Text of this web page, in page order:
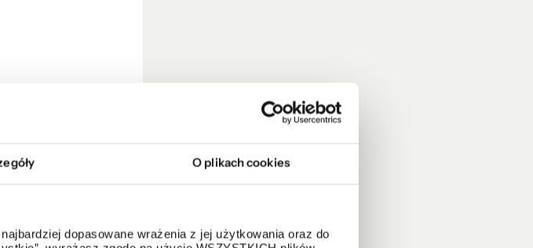
O plikach cookies
dopasowane wrażenia z jej użytkowania oraz do